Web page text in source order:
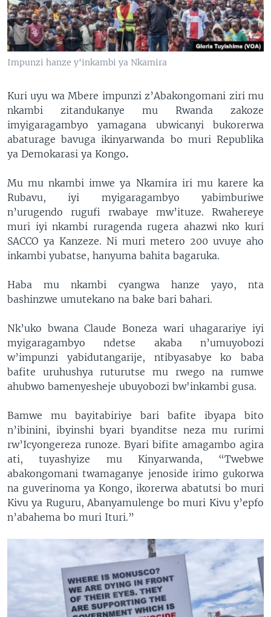
Impunzi hanze y'inkambi ya Nkamira
Kuri uyu wa Mbere impunzi z’Abakongomani ziri mu
nkambi zitandukanye mu Rwanda zakoze
imyigaragambyo yamagana ubwicanyi bukorerwa
abaturage bavuga ikinyarwanda bo muri Republika
ya Demokarasi ya Kongo.
Mu mu nkambi imwe ya Nkamira iri mu karere ka
Rubavu, iyi myigaragambyo yabimburiwe
n’urugendo rugufi rwabaye mw’ituze. Rwahereye
muri iyi nkambi ruragenda rugera ahazwi nko kuri
SACCO ya Kanzeze. Ni muri metero 200 uvuye aho
inkambi yubatse, hanyuma bahita bagaruka.
Haba mu nkambi cyangwa hanze yayo, nta
bashinzwe umutekano na bake bari bahari.
Nk’uko bwana Claude Boneza wari uhagarariye iyi
myigaragambyo ndetse akaba n’umuyobozi
w’impunzi yabidutangarije, ntibyasabye ko baba
bafite uruhushya ruturutse mu rwego na rumwe
ahubwo bamenyesheje ubuyobozi bw'inkambi gusa.
Bamwe mu bayitabiriye bari bafite ibyapa bito
n’ibinini, ibyinshi byari byanditse neza mu rurimi
rw’Icyongereza runoze. Byari bifite amagambo agira
ati, tuyashyize mu Kinyarwanda, “Twebwe
abakongomani twamaganye jenoside irimo gukorwa
na guverinoma ya Kongo, ikorerwa abatutsi bo muri
Kivu ya Ruguru, Abanyamulenge bo muri Kivu y’epfo
n’abahema bo muri Ituri.”